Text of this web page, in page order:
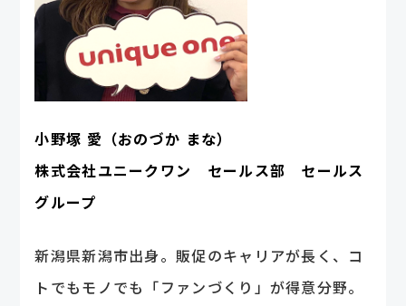
小野塚 愛（おのづか まな）
株式会社ユニークワン セールス部 セールス
グループ
新潟県新潟市出身。販促のキャリアが長く、コ
トでもモノでも「ファンづくり」が得意分野。